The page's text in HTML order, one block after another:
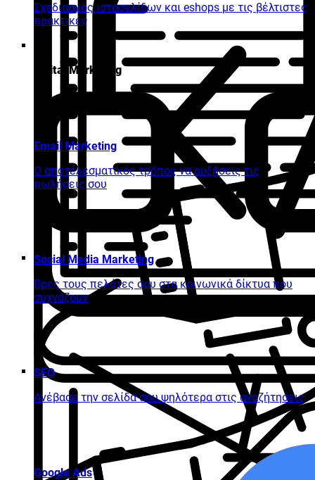
Σχεδιασμός ιστοσελίδων και eshops με τις βέλτιστες
πρακτικές
Digital Marketing
Email Marketing
Ο αποτελεσματικός τρόπος να αυξήσεις τις
πωλήσεις σου
Social Media Marketing
Βρες τους πελάτες σου στα κοινωνικά δίκτυα που
συχνάζουν
SEO
Ανέβασε την σελίδα σου ψηλότερα στις αναζήτησεις
Google Ads